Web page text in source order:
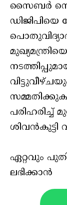
സൈബർ
പരിഹരിച്ച്
ശിവൻകുട്ടി
ഏറ്റവും
ലഭിക്കാൻ